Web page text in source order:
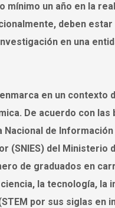
mínimo un año en la
deben estar
en una
en un contexto
De acuerdo con las
Nacional de Información
(SNIES) del Ministerio
de graduados en
la tecnología, la
por sus siglas en